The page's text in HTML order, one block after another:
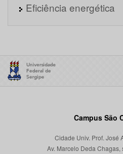
Eficiência energética
Campus São
Cidade Univ. Prof. José
Av. Marcelo Deda Chagas,